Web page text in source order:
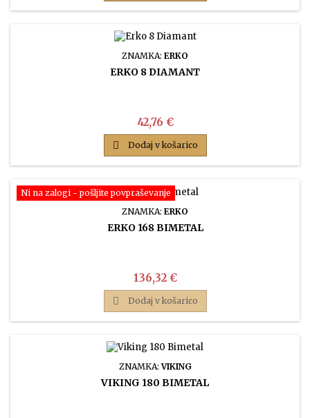
ZNAMKA: ERKO
ERKO 8 DIAMANT
Cena
42,76 €
 Dodaj v košarico
Ni na zalogi - pošljite povpraševanje
ZNAMKA: ERKO
ERKO 168 BIMETAL
Cena
136,32 €
 Dodaj v košarico
ZNAMKA:VIKING
VIKING 180 BIMETAL